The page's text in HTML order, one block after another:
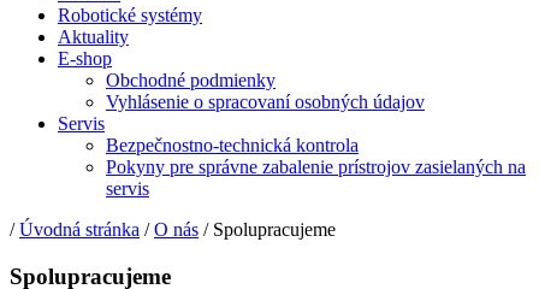
Robotické systémy
Aktuality
E-shop
Obchodné podmienky
Vyhlásenie o spracovaní osobných údajov
Servis
Bezpečnostno-technická kontrola
Pokyny pre správne zabalenie prístrojov zasielaných na
servis
/Úvodná stránka /O nás / Spolupracujeme
Spolupracujeme